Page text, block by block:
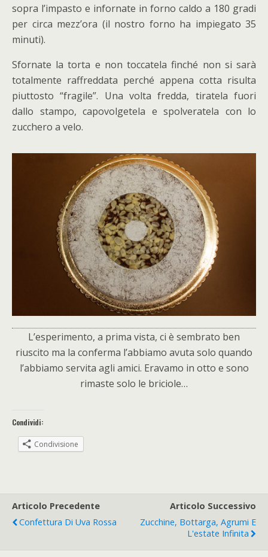
sopra l’impasto e infornate in forno caldo a 180 gradi
per circa mezz’ora (il nostro forno ha impiegato 35
minuti).
Sfornate la torta e non toccatela finché non si sarà
totalmente raffreddata perché appena cotta risulta
piuttosto “fragile”. Una volta fredda, tiratela fuori
dallo stampo, capovolgetela e spolveratela con lo
zucchero a velo.
L’esperimento, a prima vista, ci è sembrato ben
riuscito ma la conferma l’abbiamo avuta solo quando
l’abbiamo servita agli amici. Eravamo in otto e sono
rimaste solo le briciole…
Condividi:
Condivisione
Articolo Precedente
Confettura Di Uva Rossa
Articolo Successivo
Zucchine, Bottarga, Agrumi E
L'estate Infinita